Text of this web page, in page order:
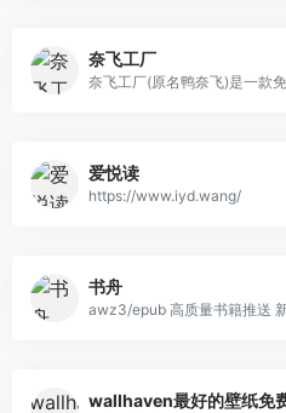
奈飞工厂
爱悦读
https://www.iyd.wang/
书舟
awz3/epub 高质量书籍推送
wallhaven最好的壁纸免